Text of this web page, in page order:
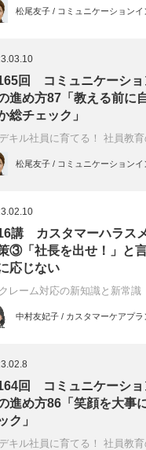
松尾友子 / コミュニケーションイ
回 コミュニケーショ
進め方87「教える前に
総チェック」
デキル社員に育てる！ 社員教
松尾友子 / コミュニケーションイ
講 カスタマーハラス
③「社長を出せ！」と
応じない
クレーム対応の新知識と新常識
中村友妃子 / カスタマーケアプラ
回 コミュニケーショ
進め方86「笑顔を大事
ク」
デキル社員に育てる！ 社員教